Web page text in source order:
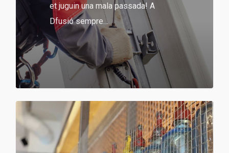
et juguin una mala passada! A
Dfusió sempre…